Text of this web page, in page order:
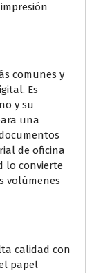
comunes y
Es
y su
una
de oficina
lo convierte
volúmenes
calidad con
papel